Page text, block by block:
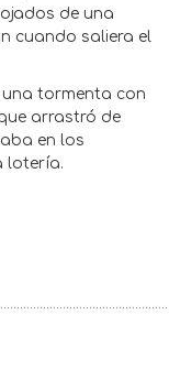
de una
cuando saliera el
tormenta con
arrastró de
en los
lotería.